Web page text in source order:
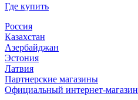
Где купить
Россия
Казахстан
Азербайджан
Эстония
Латвия
Партнерские магазины
Официальный интернет-магазин